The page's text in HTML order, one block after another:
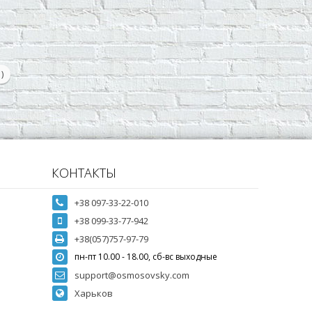
КОНТАКТЫ
+38 097-33-22-010
+38 099-33-77-942
+38(057)757-97-79
пн-пт 10.00 - 18.00, сб-вс выходные
support@osmosovsky.com
Харьков